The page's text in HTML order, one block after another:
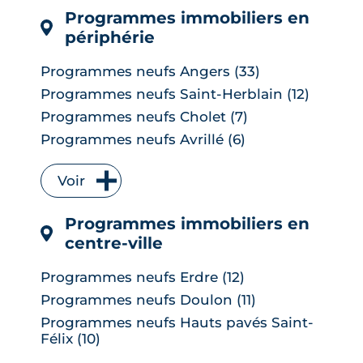
Julien| le 23 Janvier 2025
Programmes immobiliers en
périphérie
Programmes neufs Angers (33)
Programmes neufs Saint-Herblain (12)
Programmes neufs Cholet (7)
Programmes neufs Avrillé (6)
Programmes neufs La Chapelle-sur-
Erdre (6)
Programmes neufs Les Herbiers (4)
Programmes neufs Orvault (4)
Programmes neufs Saint-Sébastien-
Programmes neufs Vertou (4)
Programmes neufs Carquefou (3)
Programmes neufs Les Ponts-de-Cé (3)
Voir
Programmes immobiliers en
centre-ville
Programmes neufs Erdre (12)
Programmes neufs Doulon (11)
Programmes neufs Hauts pavés Saint-
Félix (10)